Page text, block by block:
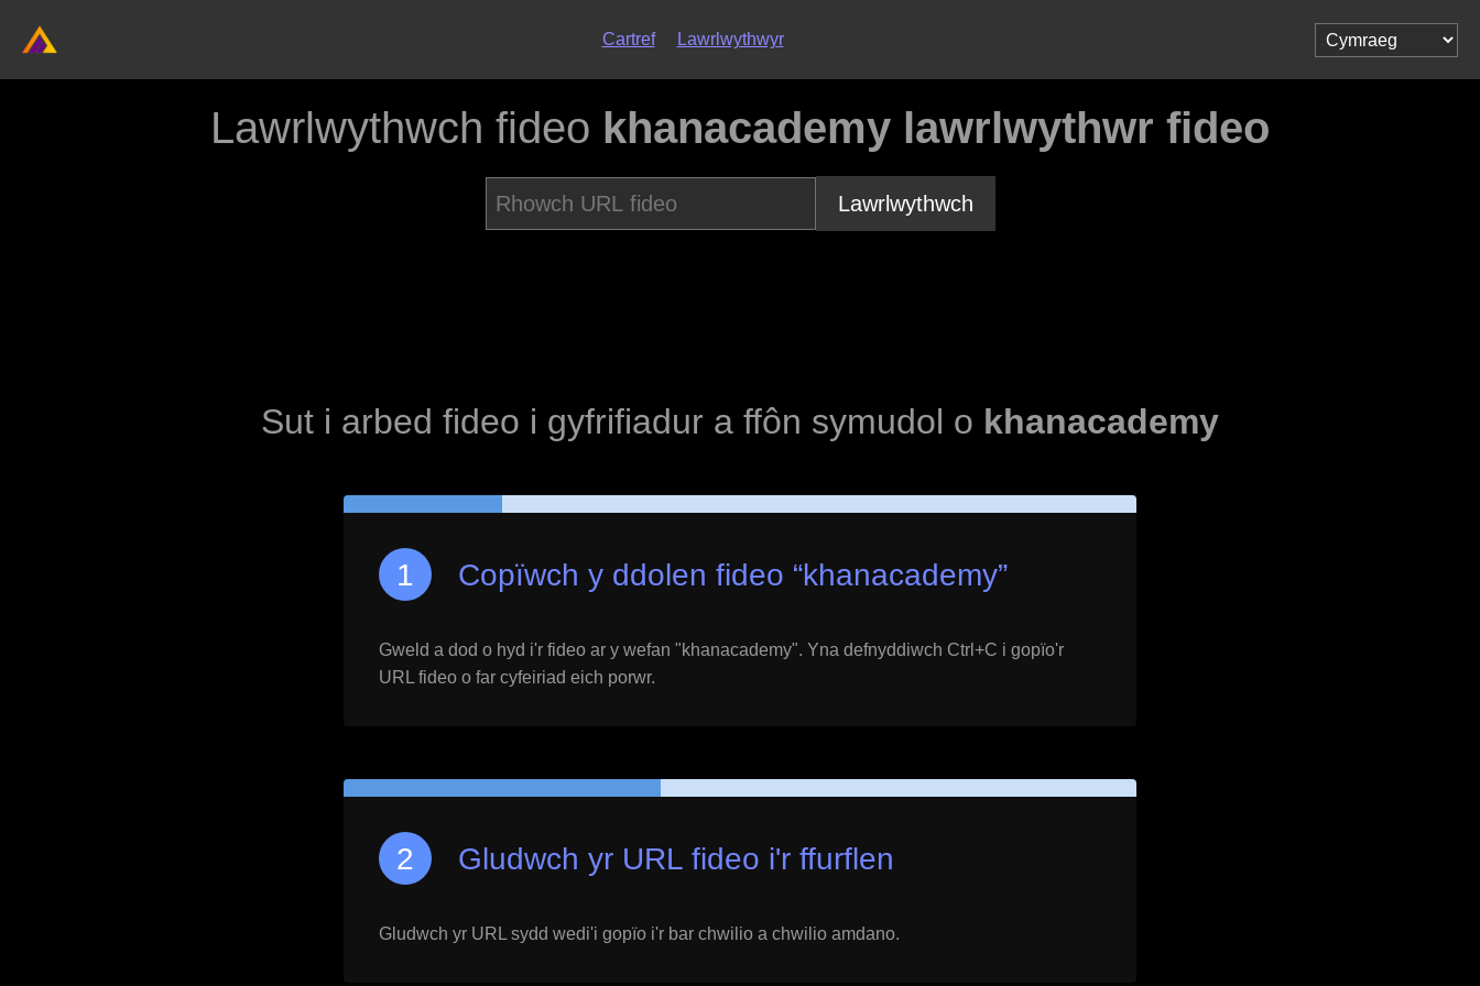
Cartref Lawrlwythwyr
Lawrlwythwch fideo khanacademy lawrlwythwr fideo
Lawrlwythwch
Sut i arbed fideo i gyfrifiadur a ffôn symudol o khanacademy
Copïwch y ddolen fideo “khanacademy”
Gweld a dod o hyd i'r fideo ar y wefan "khanacademy". Yna defnyddiwch Ctrl+C i gopïo'r
URL fideo o far cyfeiriad eich porwr.
Gludwch yr URL fideo i'r ffurflen
Gludwch yr URL sydd wedi'i gopïo i'r bar chwilio a chwilio amdano.